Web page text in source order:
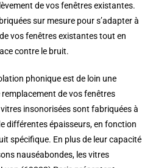
de vos fenêtres existantes.
sur mesure pour s’adapter à
vos fenêtres existantes tout en
contre le bruit.
phonique est de loin une
de vos fenêtres
insonorisées sont fabriquées à
différentes épaisseurs, en fonction
spécifique. En plus de leur capacité
nauséabondes, les vitres